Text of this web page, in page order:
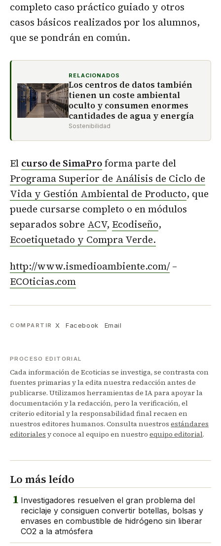
completo caso práctico guiado y otros
casos básicos realizados por los alumnos,
que se pondrán en común.
RELACIONADOS
Los centros de datos también
tienen un coste ambiental
oculto y consumen enormes
cantidades de agua y energía
Sostenibilidad
El curso de SimaProforma parte del
Programa Superior de Análisis de Ciclo de
Vida y Gestión Ambiental de Producto, que
puede cursarse completo o en módulos
separados sobre ACV, Ecodiseño,
Ecoetiquetado y Compra Verde.
http://www.ismedioambiente.com/–
ECOticias.com
COMPARTIR X Facebook Email
PROCESO EDITORIAL
Cada información de Ecoticias se investiga, se contrasta con
fuentes primarias y la edita nuestra redacción antes de
publicarse. Utilizamos herramientas de IA para apoyar la
documentación y la redacción, pero la verificación, el
criterio editorial y la responsabilidad final recaen en
nuestros editores humanos. Consulta nuestros estándares
editoriales y conoce al equipo en nuestro equipo editorial.
Lo más leído
1 Investigadores resuelven el gran problema del
reciclaje y consiguen convertir botellas, bolsas y
envases en combustible de hidrógeno sin liberar
CO2 a la atmósfera